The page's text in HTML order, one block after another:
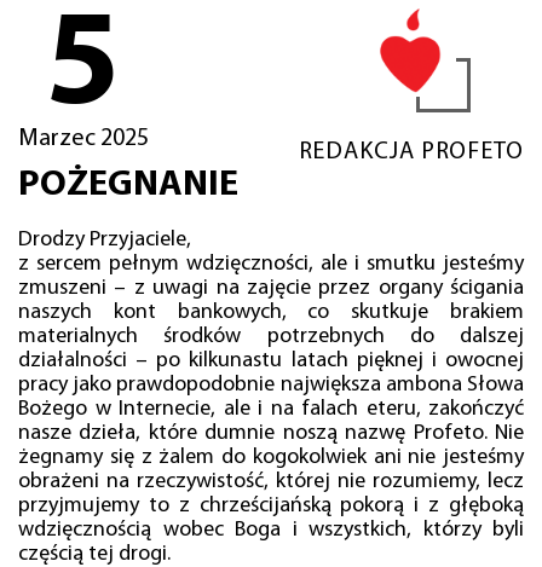
5
Marzec 2025
REDAKCJA PROFETO
POŻEGNANIE
Drodzy Przyjaciele,
z sercem pełnym wdzięczności, ale i smutku jesteśmy
zmuszeni – z uwagi na zajęcie przez organy ścigania
naszych kont bankowych, co skutkuje brakiem
materialnych środków potrzebnych do dalszej
działalności – po kilkunastu latach pięknej i owocnej
pracy jako prawdopodobnie największa ambona Słowa
Bożego w Internecie, ale i na falach eteru, zakończyć
nasze dzieła, które dumnie noszą nazwę Profeto. Nie
żegnamy się z żalem do kogokolwiek ani nie jesteśmy
obrażeni na rzeczywistość, której nie rozumiemy, lecz
przyjmujemy to z chrześcijańską pokorą i z głęboką
wdzięcznością wobec Boga i wszystkich, którzy byli
częścią tej drogi.